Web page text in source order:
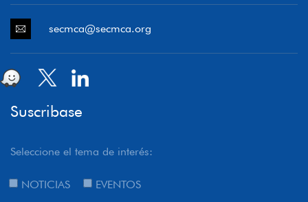
secmca@secmca.org
Suscribase
Seleccione el tema de interés:
NOTICIAS
EVENTOS